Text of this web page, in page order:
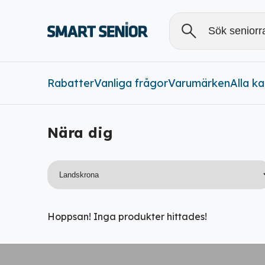
Alla
RabatterVanliga frågorVarumärkenAlla
Nära dig
Hoppsan! Inga produkter hittades!